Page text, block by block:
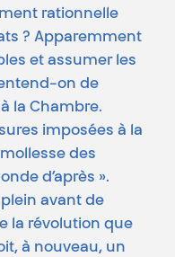
rationnelle
? Apparemment
et assumer les
on de
la Chambre.
imposées à la
des
d’après ».
avant de
la révolution que
à nouveau, un